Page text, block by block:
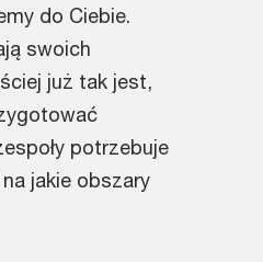
do Ciebie.
swoich
już tak jest,
potrzebuje
jakie obszary